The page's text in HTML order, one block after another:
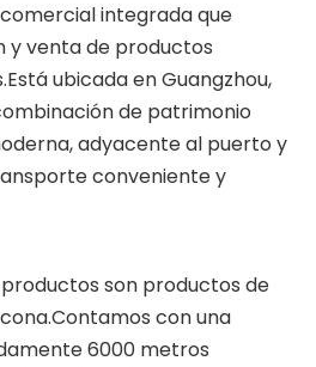
integrada que
y venta de productos
ubicada en Guangzhou,
de patrimonio
adyacente al puerto y
conveniente y
son productos de
con una
6000 metros